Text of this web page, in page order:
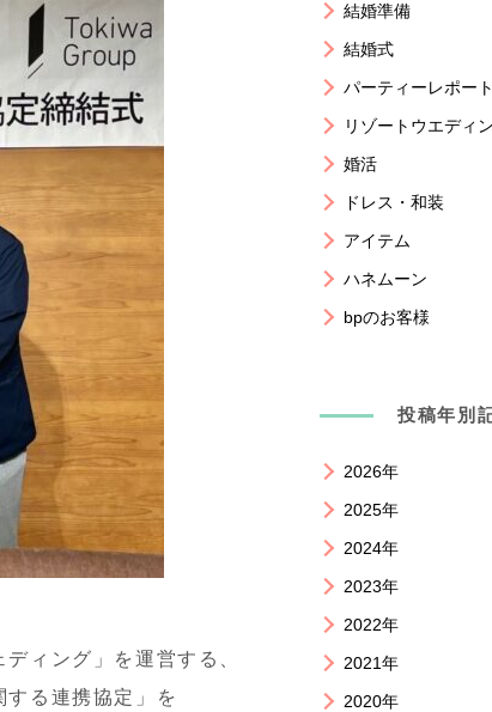
ィング」を運営する、
る連携協定」を
結婚準備
結婚式
パーティーレポート
リゾートウエディ
婚活
ドレス・和装
アイテム
ハネムーン
bpのお客様
投稿年別
2026年
2025年
2024年
2023年
2022年
2021年
2020年